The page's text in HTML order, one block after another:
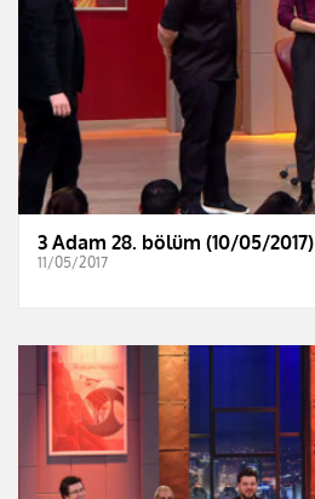
3 Adam 28. bölüm (10/05/2017)
11/05/2017